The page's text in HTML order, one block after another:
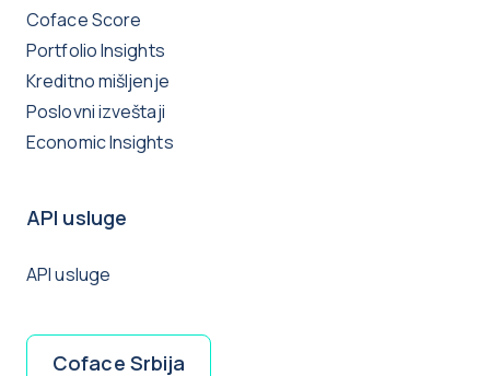
Coface Score
Portfolio Insights
Kreditno mišljenje
Poslovni izveštaji
Economic Insights
API usluge
API usluge
Coface Srbija